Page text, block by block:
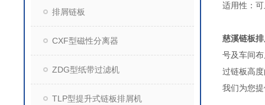
排屑链板
CXF型磁性分离器
ZDG型纸带过滤机
TLP型提升式链板排屑机
适用性‌：
慈溪链板
号及车间
过链板高
我们为您